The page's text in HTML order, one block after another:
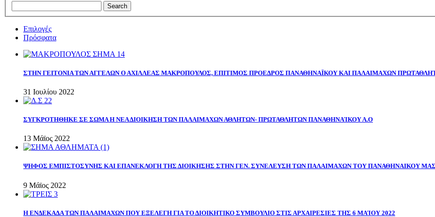
Επιλογές
Πρόσφατα
ΣΤΗΝ ΓΕΙΤΟΝΙΑ ΤΩΝ ΑΓΓΕΛΩΝ Ο ΑΧΙΛΛΕΑΣ ΜΑΚΡΟΠΟΥΛΟΣ, ΕΠΙΤΙΜΟΣ ΠΡΟΕΔΡΟΣ ΠΑΝΑΘΗΝΑΪΚΟΥ ΚΑΙ ΠΑΛΑΙΜΑΧΩΝ
31 Ιουλίου 2022
ΣΥΓΚΡΟΤΗΘΗΚΕ ΣΕ ΣΩΜΑ Η ΝΕΑ ΔΙΟΙΚΗΣΗ ΤΩΝ ΠΑΛΑΙΜΑΧΩΝ ΑΘΛΗΤΩΝ- ΠΡΩΤΑΘΛΗΤΩΝ ΠΑΝΑΘΗΝΑΊΚΟΥ Α.Ο
13 Μάϊος 2022
ΨΗΦΟΣ ΕΜΠΙΣΤΟΣΥΝΗΣ ΚΑΙ ΕΠΑΝΕΚΛΟΓΗ ΤΗΣ ΔΙΟΙΚΗΣΗΣ ΣΤΗΝ ΓΕΝ. ΣΥΝΕΛΕΥΣΗ ΤΩΝ ΠΑΛΑΙΜΑΧΩΝ ΤΟΥ ΠΑΝΑΘΗΝΑΙΚΟΥ ΜΑΣ
9 Μάϊος 2022
Η ΕΝΔΕΚΑΔΑ ΤΩΝ ΠΑΛΑΙΜΑΧΩΝ ΠΟΥ ΕΞΕΛΕΓΗ ΓΙΑ ΤΟ ΔΙΟΙΚΗΤΙΚΟ ΣΥΜΒΟΥΛΙΟ ΣΤΙΣ ΑΡΧΑΙΡΕΣΙΕΣ ΤΗΣ 6 ΜΑΊΟΥ 2022